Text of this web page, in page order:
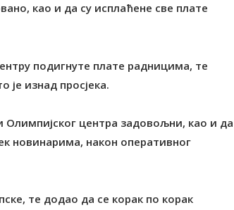
као и да су исплаћене све плате
подигнуте плате радницима, те
је изнад просјека.
Олимпијског центра задовољни, као и да
новинарима, након оперативног
те додао да се корак по корак